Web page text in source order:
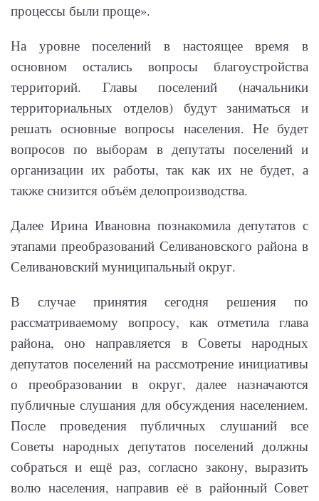
процессы были проще».
На уровне поселений в настоящее время в
основном остались вопросы благоустройства
территорий. Главы поселений (начальники
территориальных отделов) будут заниматься и
решать основные вопросы населения. Не будет
вопросов по выборам в депутаты поселений и
организации их работы, так как их не будет, а
также снизится объём делопроизводства.
Далее Ирина Ивановна познакомила депутатов с
этапами преобразований Селивановского района в
Селивановский муниципальный округ.
В случае принятия сегодня решения по
рассматриваемому вопросу, как отметила глава
района, оно направляется в Советы народных
депутатов поселений на рассмотрение инициативы
о преобразовании в округ, далее назначаются
публичные слушания для обсуждения населением.
После проведения публичных слушаний все
Советы народных депутатов поселений должны
собраться и ещё раз, согласно закону, выразить
волю населения, направив её в районный Совет